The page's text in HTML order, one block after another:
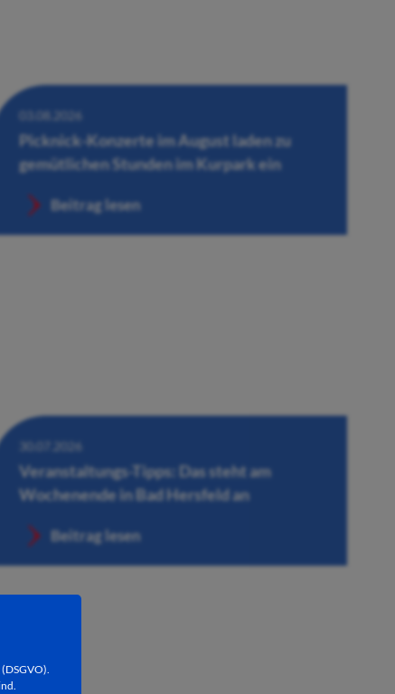
03.08.2026
Picknick-Konzerte im August laden zu
gemütlichen Stunden im Kurpark ein
Beitrag lesen
30.07.2026
Veranstaltungs-Tipps: Das steht am
Wochenende in Bad Hersfeld an
Beitrag lesen